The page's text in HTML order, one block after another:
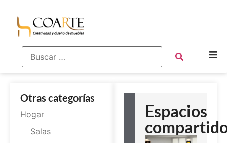
Otras categorías
Hogar
Salas
Espacios